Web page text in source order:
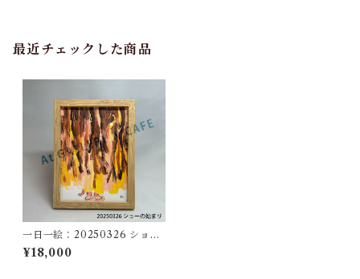
最近チェックした商品
一日一絵：20250326 ショー
の始まり
¥18,000